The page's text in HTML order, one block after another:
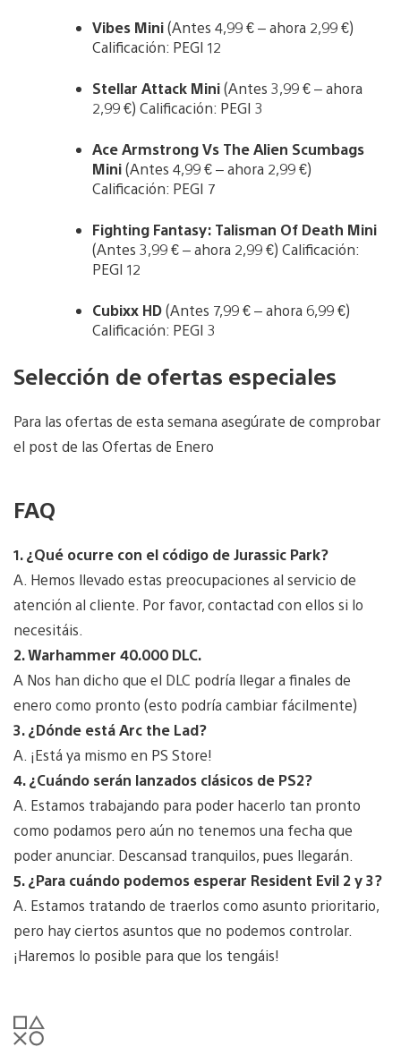
Vibes Mini(Antes 4,99 € – ahora 2,99 €)
Calificación: PEGI 12
Stellar Attack Mini(Antes 3,99 € – ahora
2,99 €) Calificación: PEGI 3
Ace Armstrong Vs The Alien Scumbags
Mini(Antes 4,99 € – ahora 2,99 €)
Calificación: PEGI 7
Fighting Fantasy: Talisman Of Death Mini
(Antes 3,99 € – ahora 2,99 €) Calificación:
PEGI 12
Cubixx HD(Antes 7,99 € – ahora 6,99 €)
Calificación: PEGI 3
Selección de ofertas especiales
Para las ofertas de esta semana asegúrate de comprobar
el post de las Ofertas de Enero
FAQ
1. ¿Qué ocurre con el código de Jurassic Park?
A. Hemos llevado estas preocupaciones al servicio de
atención al cliente. Por favor, contactad con ellos si lo
necesitáis.
2. Warhammer 40.000 DLC.
A Nos han dicho que el DLC podría llegar a finales de
enero como pronto (esto podría cambiar fácilmente)
3. ¿Dónde está Arc the Lad?
A. ¡Está ya mismo en PS Store!
4. ¿Cuándo serán lanzados clásicos de PS2?
A. Estamos trabajando para poder hacerlo tan pronto
como podamos pero aún no tenemos una fecha que
poder anunciar. Descansad tranquilos, pues llegarán.
5. ¿Para cuándo podemos esperar Resident Evil 2 y 3?
A. Estamos tratando de traerlos como asunto prioritario,
pero hay ciertos asuntos que no podemos controlar.
¡Haremos lo posible para que los tengáis!